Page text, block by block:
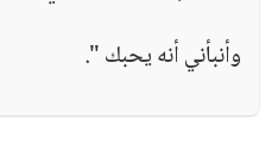
وأنبأني أنه يحبك ".